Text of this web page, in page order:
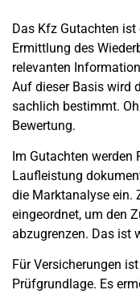
Das Kfz Gutachten
Ermittlung des
relevanten
Auf dieser Basis wird
sachlich bestimmt.
Bewertung.
Im Gutachten werden
Laufleistung
die Marktanalyse ein.
eingeordnet, um den
abzugrenzen. Das ist
Für Versicherungen
Prüfgrundlage. Es